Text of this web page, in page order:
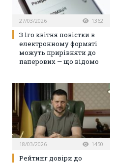
27/03/2026 1362
З 1го квітня повістки в
електронному форматі
можуть прирівняти до
паперових — що відомо
18/03/2026 1450
Рейтинг довіри до